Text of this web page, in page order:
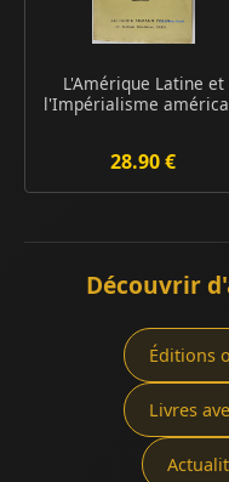
L'Amérique Latine et
l'Impérialisme
28.90 €
Découvrir
Éditions
Livres